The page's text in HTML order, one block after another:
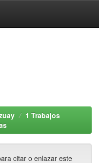
1 Trabajos
citar o enlazar este